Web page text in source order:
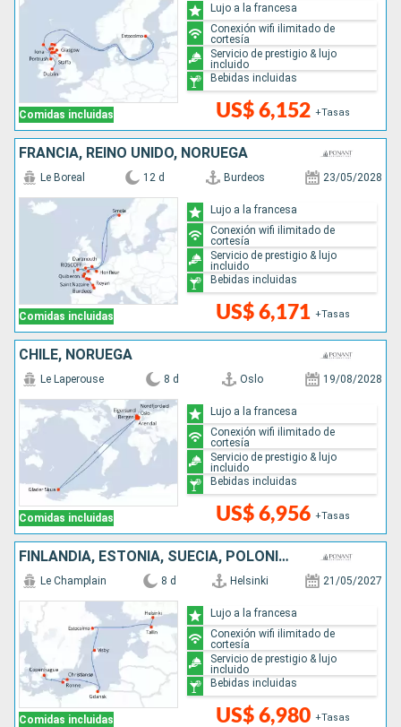
Comidas incluidas US$ 6,152 +Tasas
Lujo a la francesa
Conexión wifi ilimitado de
cortesía
Servicio de prestigio & lujo
incluido
Bebidas incluidas
FRANCIA, REINO UNIDO, NORUEGA
Comidas incluidas
Le Boreal 12 d Burdeos 23/05/2028
US$ 6,171 +Tasas
Lujo a la francesa
Conexión wifi ilimitado de
cortesía
Servicio de prestigio & lujo
incluido
Bebidas incluidas
CHILE, NORUEGA
Comidas incluidas
Le Laperouse 8 d Oslo 19/08/2028
US$ 6,956 +Tasas
Lujo a la francesa
Conexión wifi ilimitado de
cortesía
Servicio de prestigio & lujo
incluido
Bebidas incluidas
FINLANDIA, ESTONIA, SUECIA, POLONIA, DINAMARCA
Comidas incluidas
Le Champlain 8 d Helsinki 21/05/2027
US$ 6,980 +Tasas
Lujo a la francesa
Conexión wifi ilimitado de
cortesía
Servicio de prestigio & lujo
incluido
Bebidas incluidas